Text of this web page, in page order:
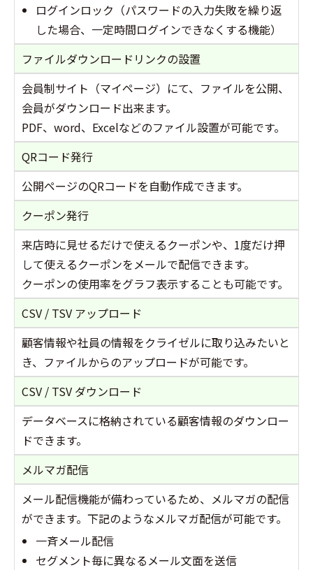
ログインロック（パスワードの入力失敗を繰り返
した場合、一定時間ログインできなくする機能）
ファイルダウンロードリンクの設置
会員制サイト（マイページ）にて、ファイルを公開、
会員がダウンロード出来ます。
PDF、word、Excelなどのファイル設置が可能です。
QRコード発行
公開ページのQRコードを自動作成できます。
クーポン発行
来店時に見せるだけで使えるクーポンや、1度だけ押
して使えるクーポンをメールで配信できます。
クーポンの使用率をグラフ表示することも可能です。
CSV / TSV アップロード
顧客情報や社員の情報をクライゼルに取り込みたいと
き、ファイルからのアップロードが可能です。
CSV / TSV ダウンロード
データベースに格納されている顧客情報のダウンロー
ドできます。
メルマガ配信
メール配信機能が備わっているため、メルマガの配信
ができます。下記のようなメルマガ配信が可能です。
一斉メール配信
セグメント毎に異なるメール文面を送信